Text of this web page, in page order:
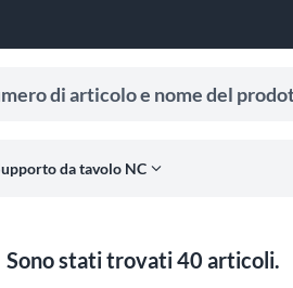
di articolo e nome del prodotto
da tavolo NC expand_more
Sono stati trovati 40 articoli.